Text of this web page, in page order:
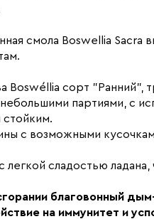
смола Boswellia
Boswéllia сорт "Ранний",
партиями, с
стойким.
с возможными
легкой сладостью
благовонный
на иммунитет и